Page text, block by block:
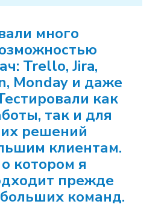
много
Trello, Jira,
Monday и даже
как
так и для
решений
клиентам.
о котором я
прежде
команд.